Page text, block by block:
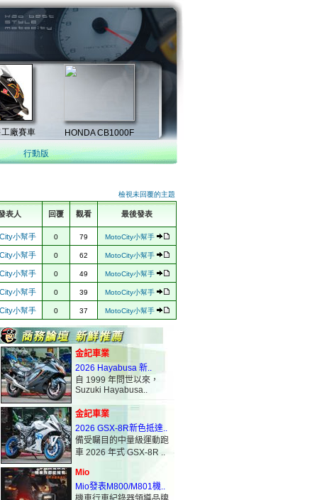
行動版
檢視未回覆的主題
表人 回覆 觀看 最後發表
小幫手 0 79 MotoCity小幫手
小幫手 0 62 MotoCity小幫手
小幫手 0 49 MotoCity小幫手
小幫手 0 39 MotoCity小幫手
小幫手 0 37 MotoCity小幫手